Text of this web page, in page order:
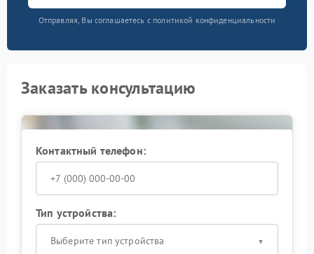
Отправляя, Вы соглашаетесь с политикой конфиденциальности
Заказать консультацию
Контактный телефон:
Тип устройства:
Выберите тип устройства